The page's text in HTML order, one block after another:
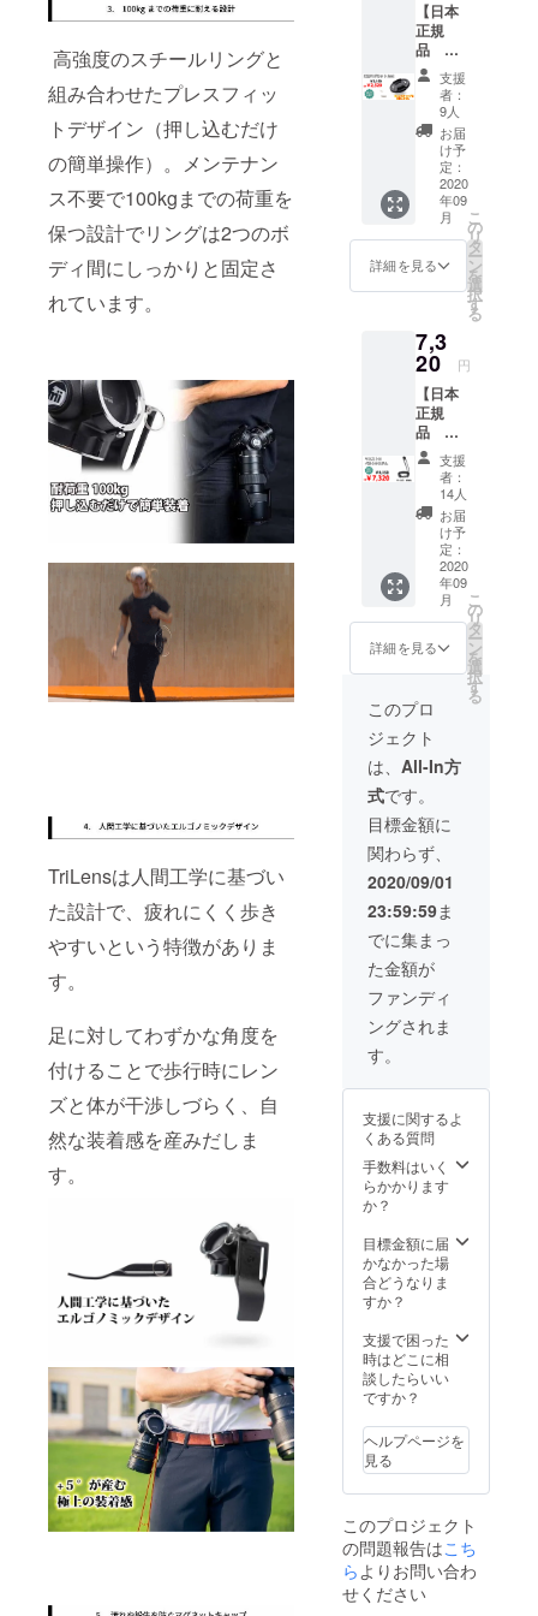
高強度のスチールリングと
組み合わせたプレスフィッ
トデザイン（押し込むだけ
の簡単操作）。メンテナン
ス不要で100kgまでの荷重を
保つ設計でリングは2つのボ
ディ間にしっかりと固定さ
れています。
TriLensは人間工学に基づい
た設計で、疲れにくく歩き
やすいという特徴がありま
す。
足に対してわずかな角度を
付けることで歩行時にレン
ズと体が干渉しづらく、自
然な装着感を産みだしま
す。
内配送
のみ
送料込
みの価
格と
なって
おりま
す。
配送予
定日 9
月下旬
ウント
用 1個
▶︎配送
内容
Trilens
ニ
コンFマ
ウント
一般販
売予定
価格
定価
31200
のみ
送料込
みの価
格と
なって
おりま
す。
配送予
定日 9
月下旬
【日本
正規
品
Trilens
アクセ
リー
追加マ
グネッ
5set】
CAMPF
IRE 限
定
20%OF
F →
円
Trilens
アクセ
サ
リー
追加マ
グネッ
ト5set
1個 ※重
要 レ
ンズ
キャッ
プは付
属しま
せん ▶︎
配送内
容
サ
リー
追加マ
グネッ
ト5set
1個 ※一
般販売
予定価
格 定
価
3150
円 1
個 ※国
内配送
のみ
送料込
みの価
格と
す。
配送予
定日 9
月下旬
支援
者：
9人
お届
け予
定：
2020
年09
月
詳細を見る
こ
の
リ
タ
ー
ン
を
選
択
す
る
7,3
20 円
【日本
正規
品
Trilens
アクセ
リー
マエス
トロベ
ルトシ
ステ
ム】
CAMPF
IRE 限
定
20%OF
F →
7320
円
Trilens
アクセ
サ
リー
マエス
トロベ
ルトシ
ステム
1個 ▶︎
配送内
容
Trilens
アクセ
サ
リー
ルトシ
1個 ※一
般販売
予定価
格 定
価
円 1
個 ※国
内配送
のみ
みの価
格と
なって
おりま
配送予
定日 9
月下旬
支援
者：
14人
お届
け予
定：
2020
年09
月
詳細を見る
こ
の
リ
タ
ー
ン
を
選
択
す
る
このプロ
ジェクト
は、 All-In方
式です。
目標金額に
関わらず、
2020/09/01
23:59:59ま
でに集まっ
た金額が
ファンディ
ングされま
す。
支援に関するよ
くある質問
手数料はいく
らかかります
か？
目標金額に届
かなかった場
合どうなりま
すか？
支援で困った
時はどこに相
談したらいい
ですか？
ヘルプページを
見る
このプロジェクト
の問題報告はこち
ら よりお問い合わ
せください